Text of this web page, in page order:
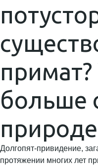
больше
природе
Долгопят-привидение,
протяжении многих лет